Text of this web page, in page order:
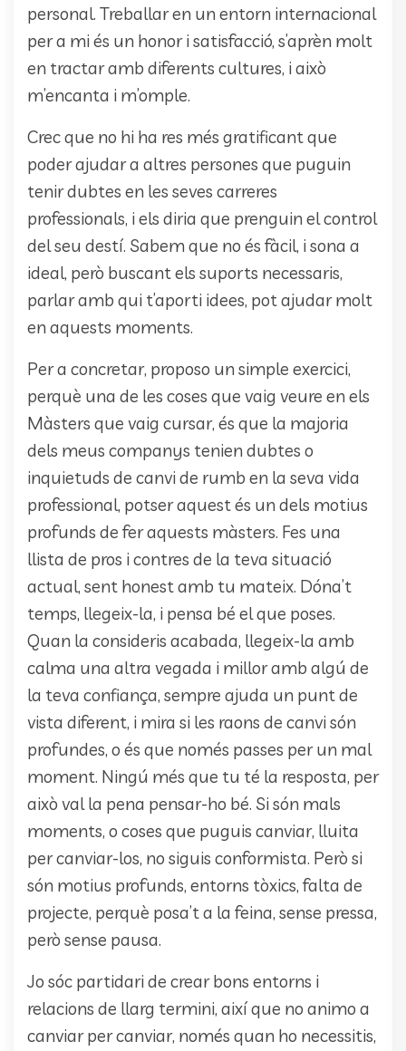
personal. Treballar en un entorn internacional
per a mi és un honor i satisfacció, s’aprèn molt
en tractar amb diferents cultures, i això
m’encanta i m’omple.
Crec que no hi ha res més gratificant que
poder ajudar a altres persones que puguin
tenir dubtes en les seves carreres
professionals, i els diria que prenguin el control
del seu destí. Sabem que no és fàcil, i sona a
ideal, però buscant els suports necessaris,
parlar amb qui t’aporti idees, pot ajudar molt
en aquests moments.
Per a concretar, proposo un simple exercici,
perquè una de les coses que vaig veure en els
Màsters que vaig cursar, és que la majoria
dels meus companys tenien dubtes o
inquietuds de canvi de rumb en la seva vida
professional, potser aquest és un dels motius
profunds de fer aquests màsters. Fes una
llista de pros i contres de la teva situació
actual, sent honest amb tu mateix. Dóna’t
temps, llegeix-la, i pensa bé el que poses.
Quan la consideris acabada, llegeix-la amb
calma una altra vegada i millor amb algú de
la teva confiança, sempre ajuda un punt de
vista diferent, i mira si les raons de canvi són
profundes, o és que només passes per un mal
moment. Ningú més que tu té la resposta, per
això val la pena pensar-ho bé. Si són mals
moments, o coses que puguis canviar, lluita
per canviar-los, no siguis conformista. Però si
són motius profunds, entorns tòxics, falta de
projecte, perquè posa’t a la feina, sense pressa,
però sense pausa.
Jo sóc partidari de crear bons entorns i
relacions de llarg termini, així que no animo a
canviar per canviar, només quan ho necessitis,